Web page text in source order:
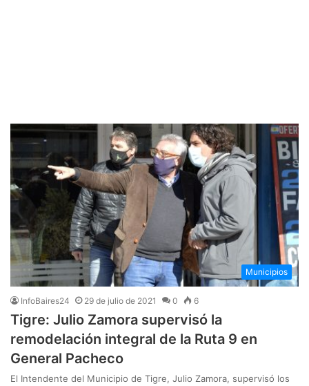
Municipios
InfoBaires24 29 de julio de 2021 0 6
Tigre: Julio Zamora supervisó la
remodelación integral de la Ruta 9 en
General Pacheco
El Intendente del Municipio de Tigre, Julio Zamora, supervisó los